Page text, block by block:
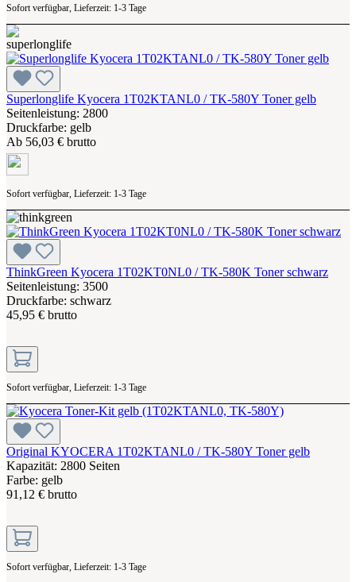
Sofort verfügbar, Lieferzeit: 1-3 Tage
Superlonglife Kyocera 1T02KTANL0 / TK-580Y Toner gelb
Seitenleistung: 2800
Druckfarbe: gelb
Ab 56,03 € brutto
Sofort verfügbar, Lieferzeit: 1-3 Tage
ThinkGreen Kyocera 1T02KT0NL0 / TK-580K Toner schwarz
Seitenleistung: 3500
Druckfarbe: schwarz
45,95 € brutto
Sofort verfügbar, Lieferzeit: 1-3 Tage
Original KYOCERA 1T02KTANL0 / TK-580Y Toner gelb
Kapazität: 2800 Seiten
Farbe: gelb
91,12 € brutto
Sofort verfügbar, Lieferzeit: 1-3 Tage